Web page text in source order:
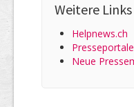
Weitere Links
Helpnews.ch
Neue